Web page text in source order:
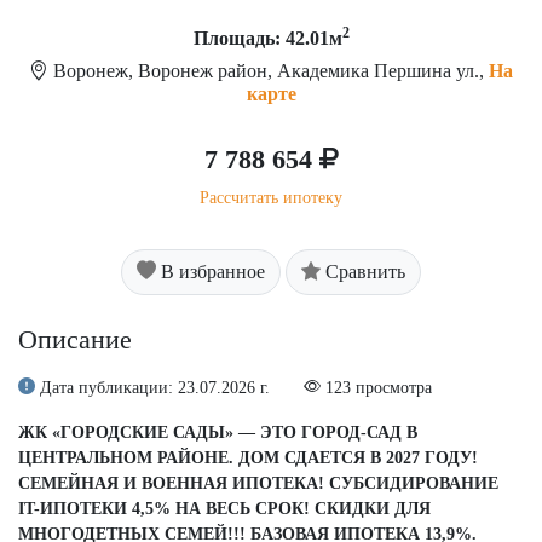
Площадь: 42.01м2
Воронеж, Воронеж район, Академика Першина ул., На
карте
7 788 654
Рассчитать ипотеку
В избранное Сравнить
Описание
Дата публикации: 23.07.2026 г. 123 просмотра
ЖК «ГОРОДСКИЕ САДЫ» — ЭТО ГОРОД-САД В
ЦЕНТРАЛЬНОМ РАЙОНЕ. ДОМ СДАЕТСЯ В 2027 ГОДУ!
СЕМЕЙНАЯ И ВОЕННАЯ ИПОТЕКА! СУБСИДИРОВАНИЕ
IT-ИПОТЕКИ 4,5% НА ВЕСЬ СРОК! СКИДКИ ДЛЯ
МНОГОДЕТНЫХ СЕМЕЙ!!! БАЗОВАЯ ИПОТЕКА 13,9%.